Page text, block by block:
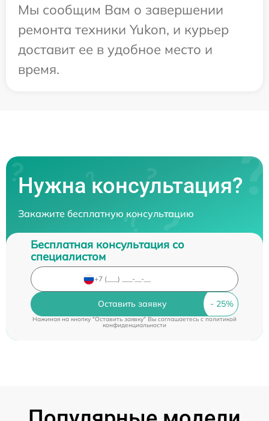
Мы сообщим Вам о завершении
ремонта техники Yukon, и курьер
доставит ее в удобное место и
время.
Нужна консультация?
Закажите бесплатную консультацию
Бесплатная консультация со
специалистом
Оставить заявку
Нажимая на кнопку "Оставить заявку" Вы соглашаетесь cполитикой
конфиденциальности